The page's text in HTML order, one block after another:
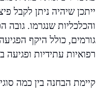
ייתכן שיהיה ניתן לקבל
והכלכליות שנגרמו.
גורמים, כולל היקף
רפואיות עתידיות ופגיעה
קיימת הבחנה בין כמה סוגי